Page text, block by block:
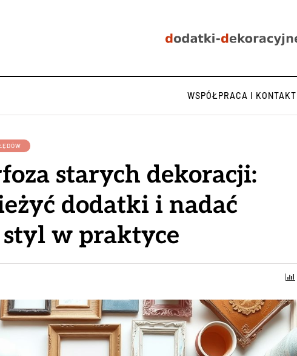
WSPÓŁPRACA I KONTAKT
starych dekoracji:
dodatki i nadać
w praktyce